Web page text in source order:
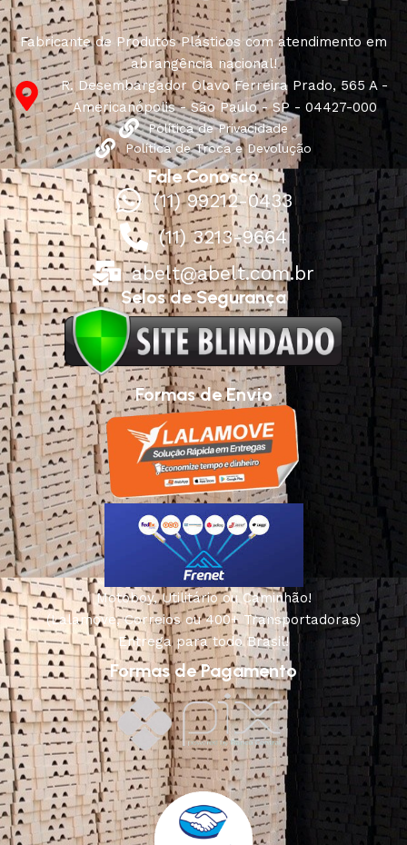
Fabricante de Produtos Plásticos com atendimento em
abrangência nacional!
R. Desembargador Olavo Ferreira Prado, 565 A -
Americanópolis - São Paulo - SP - 04427-000
Política de Privacidade
Política de Troca e Devolução
Fale Conosco
(11) 99212-0433
(11) 3213-9664
abelt@abelt.com.br
Selos de Segurança
Formas de Envio
Motoboy, Utilitário ou Caminhão!
(Lalamove, Correios ou 400+ Transportadoras)
Entrega para todo Brasil!
Formas de Pagamento